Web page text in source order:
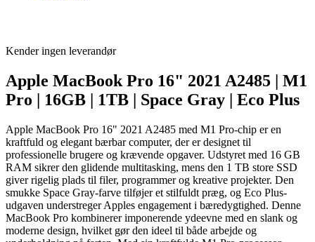
Kender ingen leverandør
Apple MacBook Pro 16" 2021 A2485 | M1
Pro | 16GB | 1TB | Space Gray | Eco Plus
Apple MacBook Pro 16" 2021 A2485 med M1 Pro-chip er en
kraftfuld og elegant bærbar computer, der er designet til
professionelle brugere og krævende opgaver. Udstyret med 16 GB
RAM sikrer den glidende multitasking, mens den 1 TB store SSD
giver rigelig plads til filer, programmer og kreative projekter. Den
smukke Space Gray-farve tilføjer et stilfuldt præg, og Eco Plus-
udgaven understreger Apples engagement i bæredygtighed. Denne
MacBook Pro kombinerer imponerende ydeevne med en slank og
moderne design, hvilket gør den ideel til både arbejde og